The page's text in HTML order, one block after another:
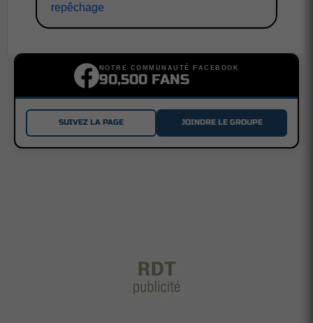
repêchage
NOTRE COMMUNAUTÉ FACEBOOK
90,500 FANS
SUIVEZ LA PAGE JOINDRE LE GROUPE